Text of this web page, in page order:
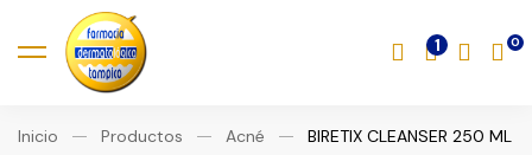
1
Inicio Productos Acné BIRETIX CLEANSER 250 ML